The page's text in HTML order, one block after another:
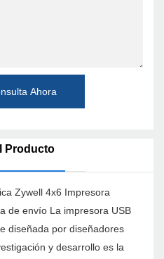
Ahora
Producto
Zywell 4x6 Impresora
de envío La impresora USB
diseñada por diseñadores
y desarrollo es la